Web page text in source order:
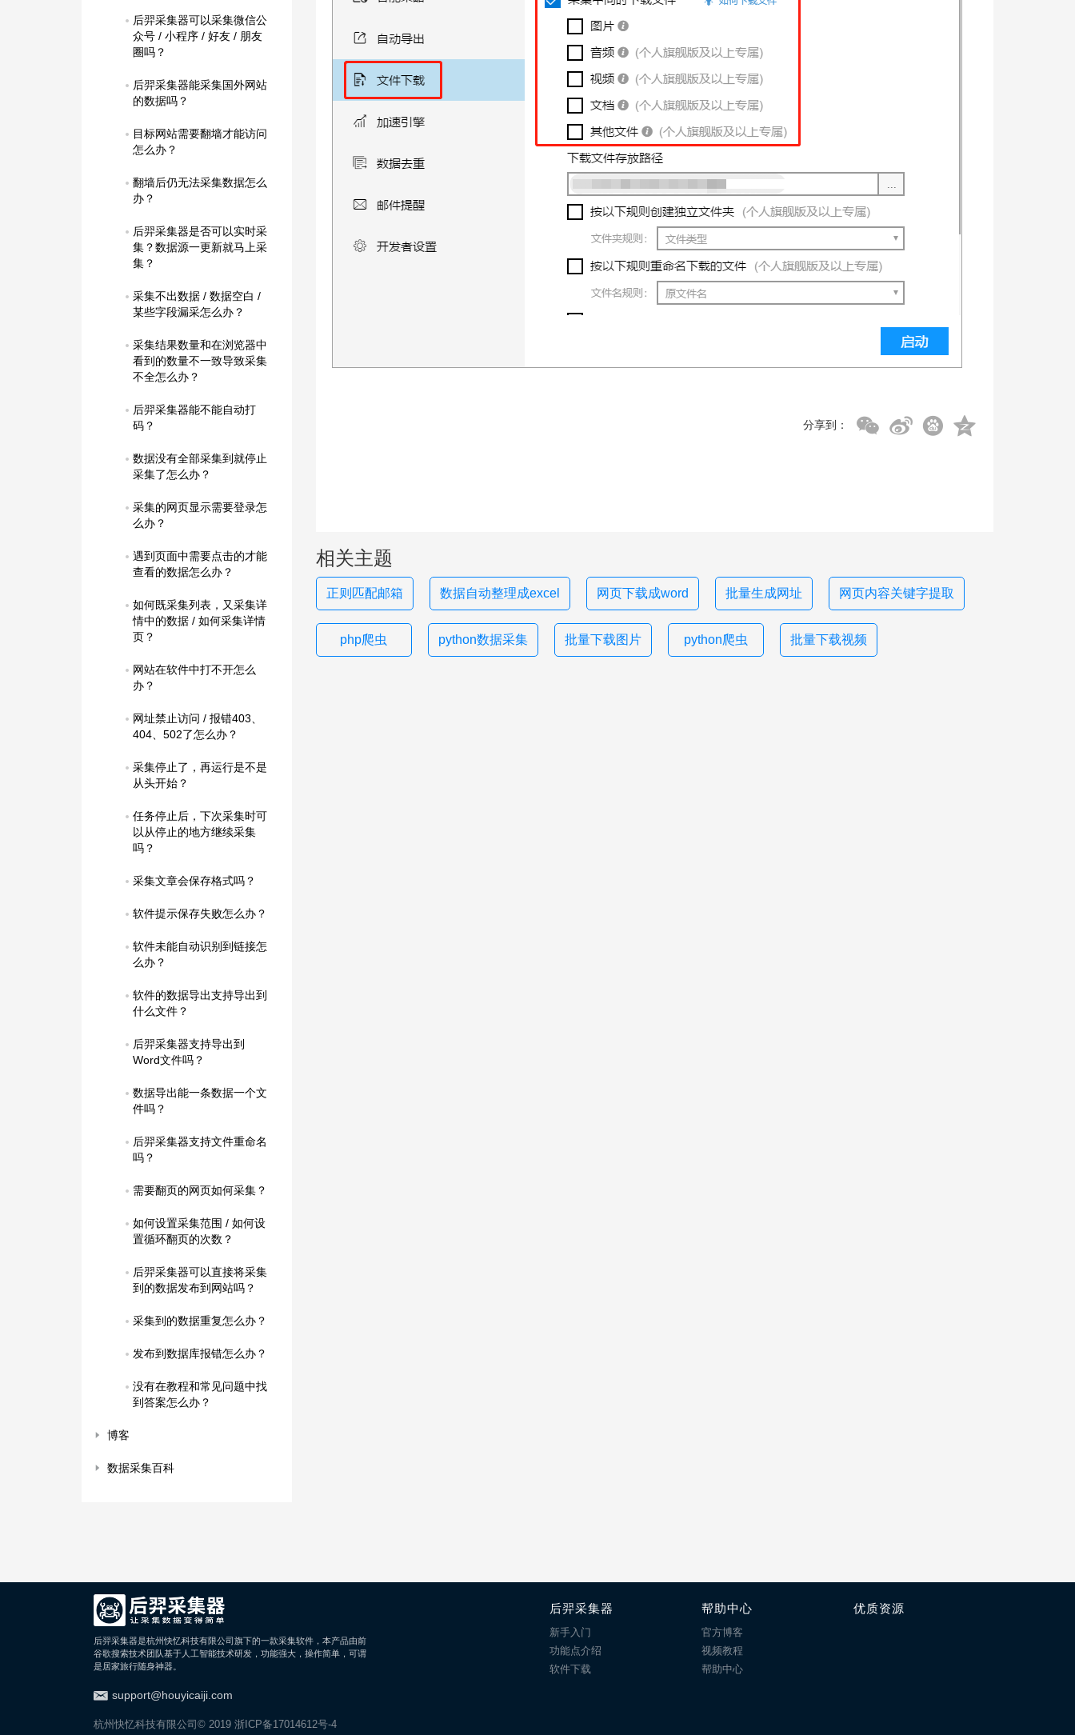
后羿采集器可以采集微信公
众号 / 小程序 / 好友 / 朋友
圈吗？
后羿采集器能采集国外网站
的数据吗？
目标网站需要翻墙才能访问
怎么办？
翻墙后仍无法采集数据怎么
办？
后羿采集器是否可以实时采
集？数据源一更新就马上采
集？
采集不出数据 / 数据空白 /
某些字段漏采怎么办？
采集结果数量和在浏览器中
看到的数量不一致导致采集
不全怎么办？
后羿采集器能不能自动打
码？
数据没有全部采集到就停止
采集了怎么办？
采集的网页显示需要登录怎
么办？
遇到页面中需要点击的才能
查看的数据怎么办？
如何既采集列表，又采集详
情中的数据 / 如何采集详情
页？
网站在软件中打不开怎么
办？
网址禁止访问 / 报错403、
404、502了怎么办？
采集停止了，再运行是不是
从头开始？
任务停止后，下次采集时可
以从停止的地方继续采集
吗？
采集文章会保存格式吗？
软件提示保存失败怎么办？
软件未能自动识别到链接怎
么办？
软件的数据导出支持导出到
什么文件？
后羿采集器支持导出到
Word文件吗？
数据导出能一条数据一个文
件吗？
后羿采集器支持文件重命名
吗？
需要翻页的网页如何采集？
如何设置采集范围 / 如何设
置循环翻页的次数？
后羿采集器可以直接将采集
到的数据发布到网站吗？
采集到的数据重复怎么办？
发布到数据库报错怎么办？
没有在教程和常见问题中找
到答案怎么办？
博客
数据采集百科
分享到：
相关主题
正则匹配邮箱 数据自动整理成excel 网页下载成word 批量生成网址 网页内容关键字提取
php爬虫 python数据采集 批量下载图片 python爬虫 批量下载视频
后羿采集器是杭州快忆科技有限公司旗下的一款采集软件，本产品由前
谷歌搜索技术团队基于人工智能技术研发，功能强大，操作简单，可谓
是居家旅行随身神器。
support@houyicaiji.com
后羿采集器
新手入门
功能点介绍
软件下载
帮助中心
官方博客
视频教程
帮助中心
优质资源
杭州快忆科技有限公司© 2019 浙ICP备17014612号-4